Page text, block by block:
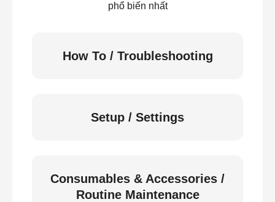
phổ biến nhất
How To / Troubleshooting
Setup / Settings
Consumables & Accessories /
Routine Maintenance